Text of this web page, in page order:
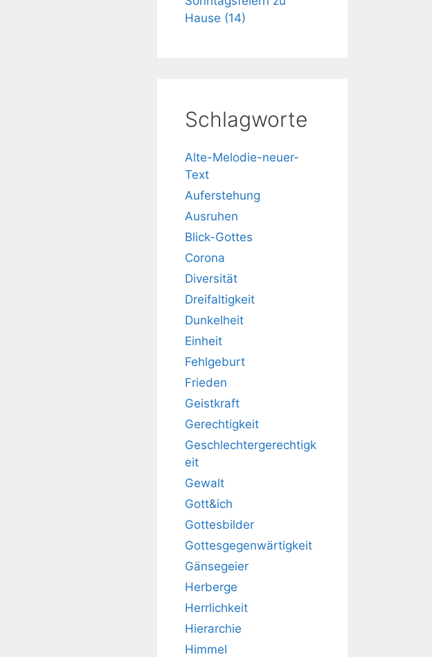
Hause (14)
Schlagworte
Alte-Melodie-neuer-
Text
Auferstehung
Ausruhen
Blick-Gottes
Corona
Diversität
Dreifaltigkeit
Dunkelheit
Einheit
Fehlgeburt
Frieden
Geistkraft
Gerechtigkeit
Geschlechtergerechtigk
eit
Gewalt
Gott&ich
Gottesbilder
Gottesgegenwärtigkeit
Gänsegeier
Herberge
Herrlichkeit
Hierarchie
Himmel